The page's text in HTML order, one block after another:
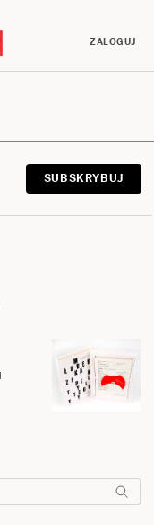
ZALOGUJ
SUBSKRYBUJ